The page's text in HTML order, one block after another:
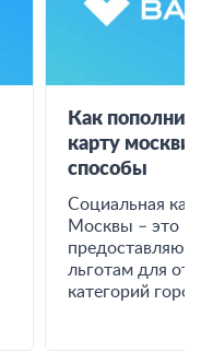
Как
карту
способы
Социальная
Москвы – это
льготам для
категорий